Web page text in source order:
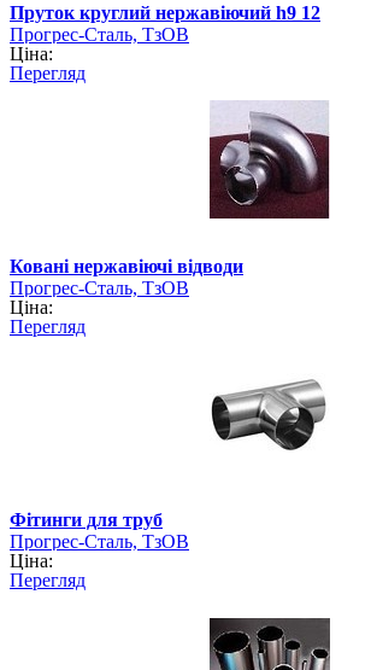
Пруток круглий нержавіючий h9 12
Прогрес-Сталь, ТзОВ
Ціна:
Перегляд
Ковані нержавіючі відводи
Прогрес-Сталь, ТзОВ
Ціна:
Перегляд
Фітинги для труб
Прогрес-Сталь, ТзОВ
Ціна:
Перегляд